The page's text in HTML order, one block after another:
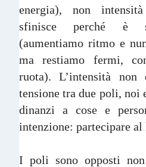
energia), non
sfinisce perché è
(aumentiamo ritmo e
ma restiamo fermi,
ruota). L’intensità non
tensione tra due poli, noi
dinanzi a cose e
intenzione: partecipare
I poli sono opposti